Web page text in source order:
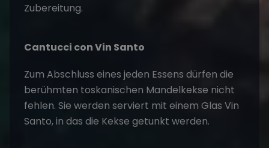
Zubereitung.
Cantucci con Vin Santo
Zum Abschluss eines jeden Essens dürfen die
berühmten toskanischen Mandelkekse nicht
fehlen. Sie werden serviert mit einem Glas Vin
Santo, in das die Kekse getunkt werden.